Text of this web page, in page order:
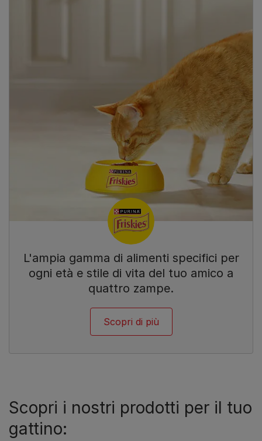
L'ampia gamma di alimenti specifici per
ogni età e stile di vita del tuo amico a
quattro zampe.
Scopri di più
Scopri i nostri prodotti per il tuo
gattino: